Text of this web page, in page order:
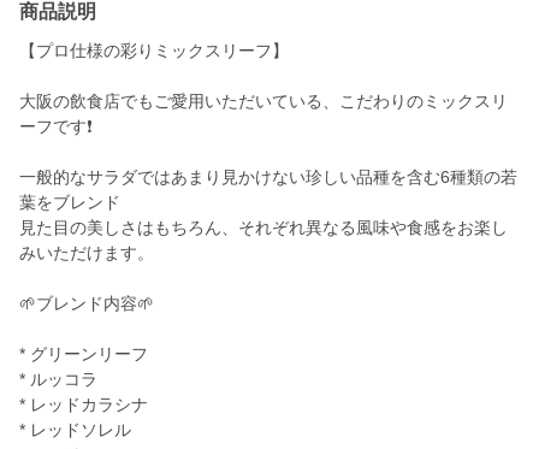
商品説明
【プロ仕様の彩りミックスリーフ】
大阪の飲食店でもご愛用いただいている、こだわりのミックスリ
ーフです❗️
一般的なサラダではあまり見かけない珍しい品種を含む6種類の若
葉をブレンド
見た目の美しさはもちろん、それぞれ異なる風味や食感をお楽し
みいただけます。
🌱ブレンド内容🌱
* グリーンリーフ
* ルッコラ
* レッドカラシナ
* レッドソレル